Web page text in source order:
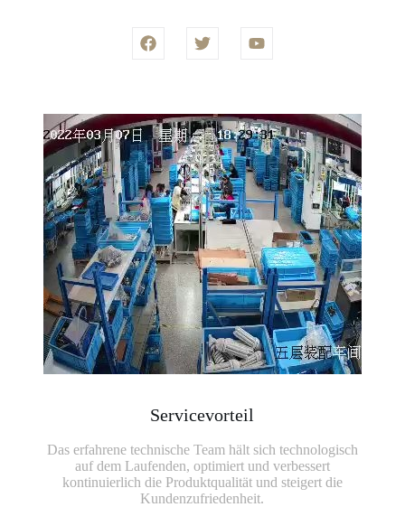
Servicevorteil
Das erfahrene technische Team hält sich technologisch
auf dem Laufenden, optimiert und verbessert
kontinuierlich die Produktqualität und steigert die
Kundenzufriedenheit.